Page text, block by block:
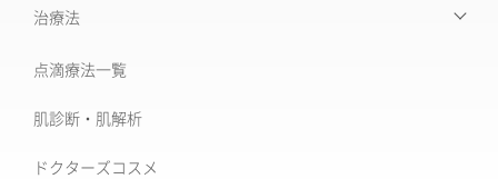
【お悩みから探す】INDEX
たるみ治療
美肌治療・肌育
シミ取り治療
治療法
治療機器・設備一覧
フォトナ6D/4D
ソフウェーブ
点滴療法一覧
肌診断・肌解析
ドクターズコスメ